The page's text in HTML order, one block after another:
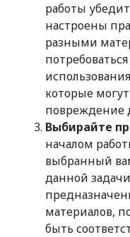
работы
настроены
разными
которые
повреждение
Выбирайте
началом
выбранный
данной
материалов,
быть